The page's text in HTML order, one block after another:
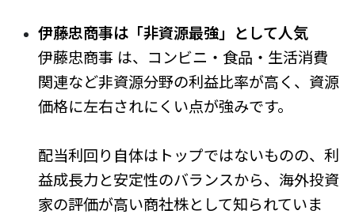
伊藤忠商事は「非資源最強」として人気
伊藤忠商事 は、コンビニ・食品・生活消費
関連など非資源分野の利益比率が高く、資源
価格に左右されにくい点が強みです。
配当利回り自体はトップではないものの、利
益成長力と安定性のバランスから、海外投資
家の評価が高い商社株として知られていま